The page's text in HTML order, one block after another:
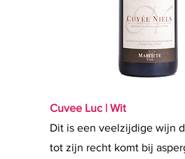
Cuvee Luc | Wit
Dit is een veelzijdige wijn
tot zijn recht komt bij